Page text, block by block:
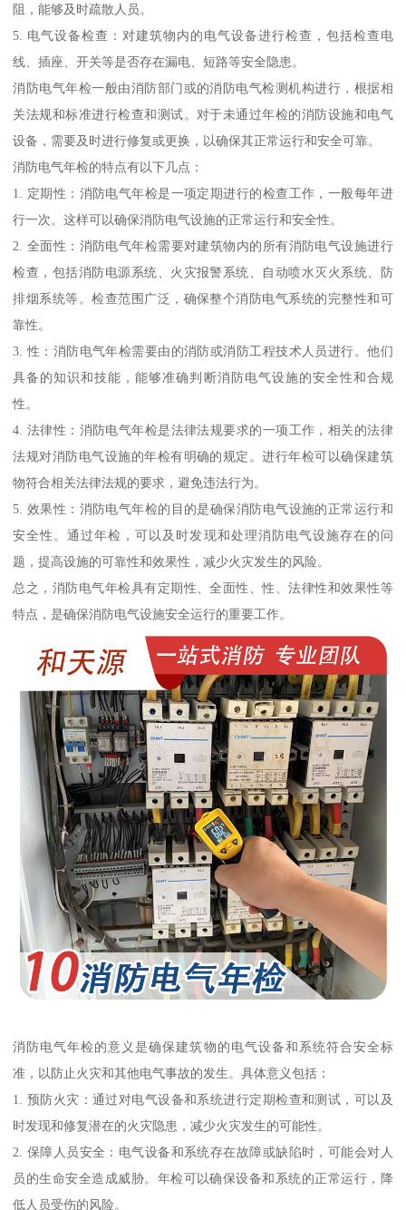
阻，能够及时疏散人员。
5. 电气设备检查：对建筑物内的电气设备进行检查，包括检查电
线、插座、开关等是否存在漏电、短路等安全隐患。
消防电气年检一般由消防部门或的消防电气检测机构进行，根据相
关法规和标准进行检查和测试。对于未通过年检的消防设施和电气
设备，需要及时进行修复或更换，以确保其正常运行和安全可靠。
消防电气年检的特点有以下几点：
1. 定期性：消防电气年检是一项定期进行的检查工作，一般每年进
行一次。这样可以确保消防电气设施的正常运行和安全性。
2. 全面性：消防电气年检需要对建筑物内的所有消防电气设施进行
检查，包括消防电源系统、火灾报警系统、自动喷水灭火系统、防
排烟系统等。检查范围广泛，确保整个消防电气系统的完整性和可
靠性。
3. 性：消防电气年检需要由的消防或消防工程技术人员进行。他们
具备的知识和技能，能够准确判断消防电气设施的安全性和合规
性。
4. 法律性：消防电气年检是法律法规要求的一项工作，相关的法律
法规对消防电气设施的年检有明确的规定。进行年检可以确保建筑
物符合相关法律法规的要求，避免违法行为。
5. 效果性：消防电气年检的目的是确保消防电气设施的正常运行和
安全性。通过年检，可以及时发现和处理消防电气设施存在的问
题，提高设施的可靠性和效果性，减少火灾发生的风险。
总之，消防电气年检具有定期性、全面性、性、法律性和效果性等
特点，是确保消防电气设施安全运行的重要工作。
消防电气年检的意义是确保建筑物的电气设备和系统符合安全标
准，以防止火灾和其他电气事故的发生。具体意义包括：
1. 预防火灾：通过对电气设备和系统进行定期检查和测试，可以及
时发现和修复潜在的火灾隐患，减少火灾发生的可能性。
2. 保障人员安全：电气设备和系统存在故障或缺陷时，可能会对人
员的生命安全造成威胁。年检可以确保设备和系统的正常运行，降
低人员受伤的风险。